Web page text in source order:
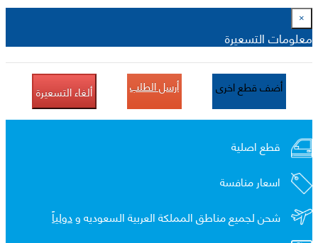
×
معلومات التسعيرة
أضف قطع اخرى أرسل الطلب ألغاء التسعيرة
قطع اصلية
اسعار منافسة
شحن لجميع مناطق المملكة العربية السعوديه ودولياً